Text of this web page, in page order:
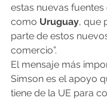
estas nuevas fuentes
como Uruguay, que
parte de estos
comercio”.
El mensaje más
Simson es el apoyo
tiene de la UE para